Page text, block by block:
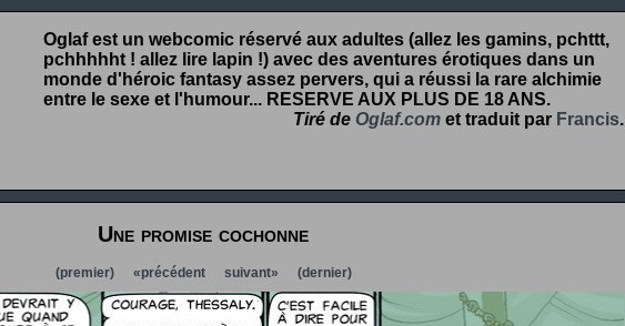
Oglaf est un webcomic réservé aux adultes (allez les gamins, pchttt,
pchhhhht ! allez lire lapin !) avec des aventures érotiques dans un
monde d'héroic fantasy assez pervers, qui a réussi la rare alchimie
entre le sexe et l'humour... RESERVE AUX PLUS DE 18 ANS.
Tiré de Oglaf.com et traduit par Francis.
Une promise cochonne
(premier) «précédent suivant» (dernier)